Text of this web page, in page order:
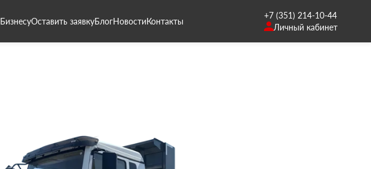
БизнесуОставить заявкуБлогНовостиКонтакты
+7 (351) 214-10-44
Личный кабинет